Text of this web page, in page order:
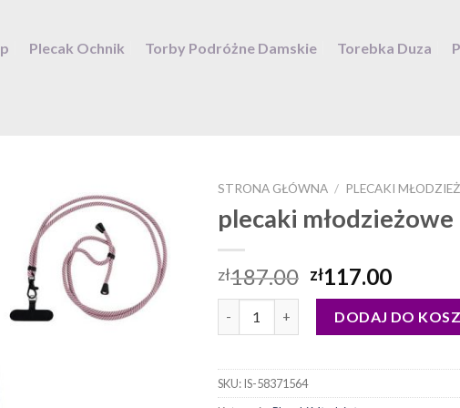
Plecak Ochnik Torby Podróżne Damskie Torebka Duza
STRONA GŁÓWNA / PLECAKI
plecaki młodzieżowe
zł187.00 zł117.00
DODAJ DO
SKU:IS-58371564